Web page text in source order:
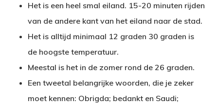
Het is een heel smal eiland. 15-20 minuten rijden
van de andere kant van het eiland naar de stad.
Het is alltijd minimaal 12 graden 30 graden is
de hoogste temperatuur.
Meestal is het in de zomer rond de 26 graden.
Een tweetal belangrijke woorden, die je zeker
moet kennen: Obrigda; bedankt en Saudi;